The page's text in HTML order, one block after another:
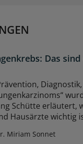
Das
Schütte erläutert,
Hausärzte wichtig
Miriam Sonnet